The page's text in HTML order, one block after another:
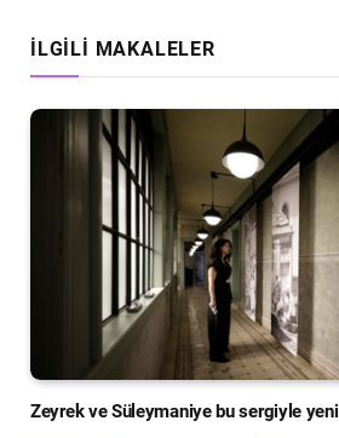
İLGILI MAKALELER
Zeyrek ve Süleymaniye bu sergiyle